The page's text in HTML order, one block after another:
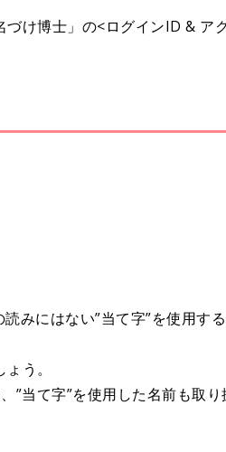
け博士」の<ログインID & ア
みにはない”当て字”を使用す
う。
”当て字”を使用した名前も取り